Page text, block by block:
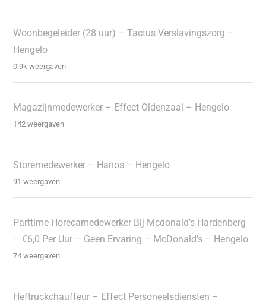
Woonbegeleider (28 uur) – Tactus Verslavingszorg –
Hengelo
0.9k weergaven
Magazijnmedewerker – Effect Oldenzaal – Hengelo
142 weergaven
Storemedewerker – Hanos – Hengelo
91 weergaven
Parttime Horecamedewerker Bij Mcdonald’s Hardenberg
– €6,0 Per Uur – Geen Ervaring – McDonald’s – Hengelo
74 weergaven
Heftruckchauffeur – Effect Personeelsdiensten –